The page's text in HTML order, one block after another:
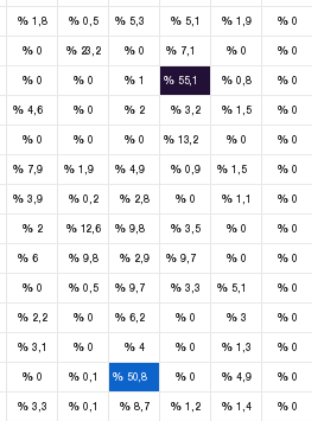
% 1,8 % 0,5 % 5,3 % 5,1 % 1,9 % 0
% 0 %23,2 % 0 % 7,1 % 0 % 0
% 0 % 0 % 1 %55,1 % 0,8 % 0
% 4,6 % 0 % 2 % 3,2 % 1,5 % 0
% 0 % 0 % 0 %13,2 % 0 % 0
% 7,9 % 1,9 % 4,9 % 0,9 % 1,5 % 0
% 3,9 % 0,2 % 2,8 % 0 % 1,1 % 0
% 2 %12,6 % 9,8 % 3,5 % 0 % 0
% 6 % 9,8 % 2,9 % 9,7 % 0 % 0
% 0 % 0,5 % 9,7 % 3,3 % 5,1 % 0
% 2,2 % 0 % 6,2 % 0 % 3 % 0
% 3,1 % 0 % 4 % 0 % 1,3 % 0
% 0 % 0,1 %50,8 % 0 % 4,9 % 0
% 3,3 % 0,1 % 8,7 % 1,2 % 1,4 % 0